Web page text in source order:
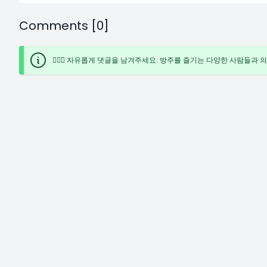
Comments [0]
🙋🏻‍♀️ 자유롭게 댓글을 남겨주세요. 방주를 즐기는 다양한 사람들과